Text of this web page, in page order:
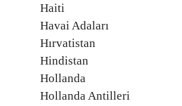
Haiti
Havai Adaları
Hırvatistan
Hindistan
Hollanda
Hollanda Antilleri